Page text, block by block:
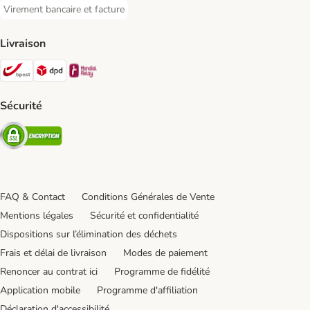
Virement bancaire et facture
Virement bancaire et facture Payment Method
Livraison
Bpost Shipping Method
DPD Shipping Method
Sécurité
Security
FAQ & Contact
Conditions Générales de Vente
Mentions légales
Sécurité et confidentialité
Dispositions sur l’élimination des déchets
Frais et délai de livraison
Modes de paiement
Renoncer au contrat ici
Programme de fidélité
Application mobile
Programme d'affiliation